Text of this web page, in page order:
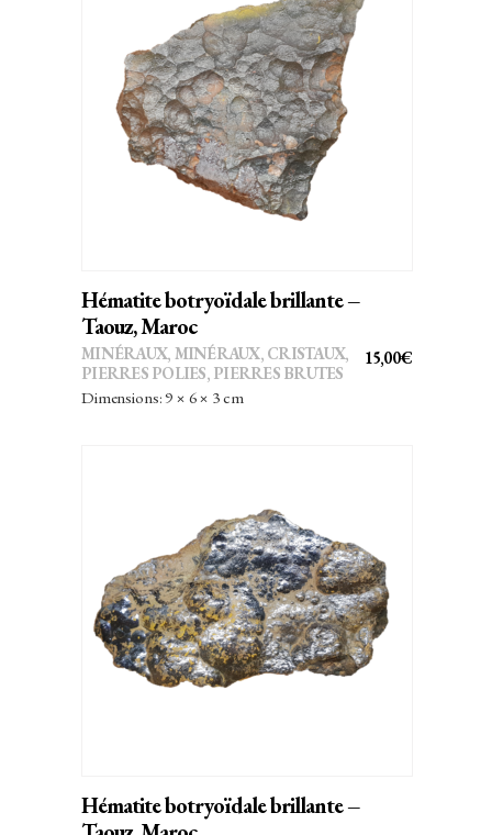
AJOUTER AU PANIER
Hématite botryoïdale brillante –
Taouz, Maroc
15,00€
MINÉRAUX, MINÉRAUX, CRISTAUX,
PIERRES POLIES, PIERRES BRUTES
Dimensions: 9 × 6 × 3 cm
AJOUTER AU PANIER
Hématite botryoïdale brillante –